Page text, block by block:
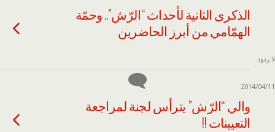
الذكرى الثانية لأحداث “الرّش”.. وحمّة
الهمّامي من أبرز الحاضرين
لا ردود
2014/04/11
والي “الرّش” يترأس لجنة لمراجعة
التعيينات !!